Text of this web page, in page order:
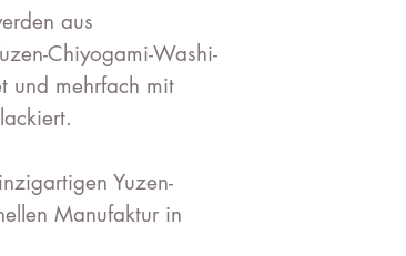
aus
Chiyogami-Washi-
und mehrfach mit
Yuzen-
Manufaktur in